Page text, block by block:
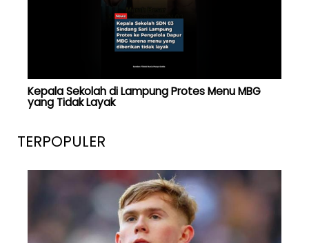
Kepala Sekolah di Lampung Protes Menu MBG
yang Tidak Layak
TERPOPULER